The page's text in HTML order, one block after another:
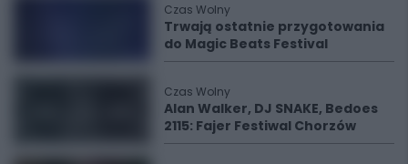
Czas Wolny
Trwają ostatnie przygotowania
do Magic Beats Festival
Czas Wolny
Alan Walker, DJ SNAKE, Bedoes
2115: Fajer Festiwal Chorzów